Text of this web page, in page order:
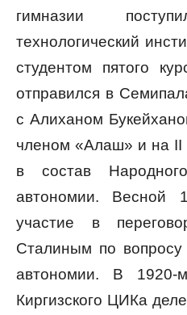
гимназии
технологический
студентом пятого
отправился в
с Алиханом
членом «Алаш» и на II
в состав
автономии. Весной
участие в
Сталиным по
автономии. В 1920-
Киргизского ЦИКа